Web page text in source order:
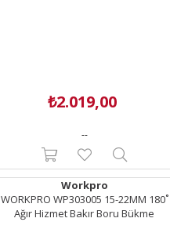
₺2.019,00
--
Workpro
WORKPRO WP303005 15-22MM 180˚
Ağır Hizmet Bakır Boru Bükme